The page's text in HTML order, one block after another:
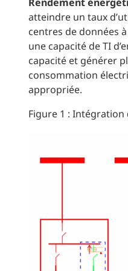
Rendement
atteindre un taux
centres de données
une capacité de TI
capacité et générer
consommation
appropriée.
Figure 1 : Intégration